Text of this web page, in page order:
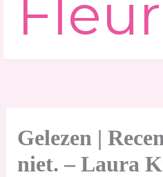
Fleur
Gelezen |
niet. – Laura